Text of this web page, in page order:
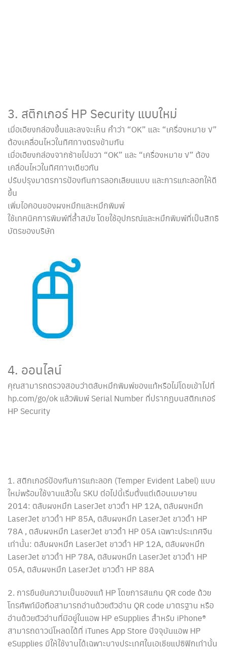
3. สติกเกอร์ HP Security แบบใหม่
เมื่อเอียงกล่องขึ้นและลงจะเห็น คำว่า “OK” และ “เครื่องหมาย √”
ต้องเคลื่อนไหวในทิศทางตรงข้ามกัน
เมื่อเอียงกล่องจากซ้ายไปขวา “OK” และ “เครื่องหมาย √” ต้อง
เคลื่อนไหวในทิศทางเดียวกัน
ปรับปรุงมาตรการป้องกันการลอกเลียนแบบ และการแกะลอกให้ดี
ขึ้น
เพิ่มไอคอนของผงหมึกและหมึกพิมพ์
ใช้เทคนิคการพิมพ์ที่ล้ำสมัย โดยใช้อุปกรณ์และหมึกพิมพ์ที่เป็นสิทธิ
บัตรของบริษัท
4. ออนไลน์
คุณสามารถตรวจสอบว่าตลับหมึกพิมพ์ของแท้หรือไม่โดยเข้าไปที่
hp.com/go/ok แล้วพิมพ์ Serial Number ที่ปรากฏบนสติกเกอร์
HP Security
1. สติกเกอร์ป้องกันการแกะลอก (Temper Evident Label) แบบ
ใหม่พร้อมใช้งานแล้วใน SKU ต่อไปนี้เริ่มตั้งแต่เดือนเมษายน
2014: ตลับผงหมึก LaserJet ขาวดำ HP 12A, ตลับผงหมึก
LaserJet ขาวดำ HP 85A, ตลับผงหมึก LaserJet ขาวดำ HP
78A , ตลับผงหมึก LaserJet ขาวดำ HP 05A เฉพาะประเทศจีน
เท่านั้น: ตลับผงหมึก LaserJet ขาวดำ HP 12A, ตลับผงหมึก
LaserJet ขาวดำ HP 78A, ตลับผงหมึก LaserJet ขาวดำ HP
05A, ตลับผงหมึก LaserJet ขาวดำ HP 88A
2. การยืนยันความเป็นของแท้ HP โดยการสแกน QR code ด้วย
โทรศัพท์มือถือสามารถอ่านด้วยตัวอ่าน QR code มาตรฐาน หรือ
อ่านด้วยตัวอ่านที่มีอยู่ในแอพ HP eSupplies สำหรับ iPhone®
สามารถดาวน์โหลดได้ที่ iTunes App Store ปัจจุบันแอพ HP
eSupplies มีให้ใช้งานได้เฉพาะบางประเทศในเอเชียแปซิฟิกเท่านั้น